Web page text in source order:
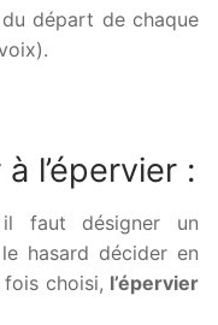
départ de chaque
l’épervier :
faut désigner un
hasard décider en
choisi, l’épervier